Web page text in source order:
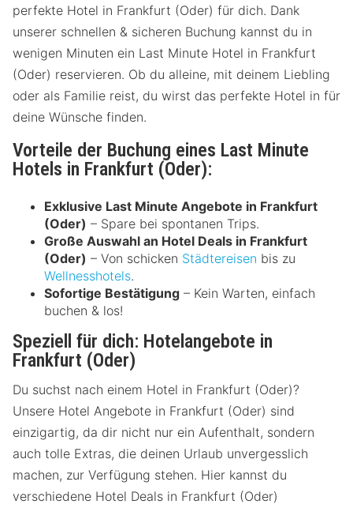
perfekte Hotel in Frankfurt (Oder) für dich. Dank
unserer schnellen & sicheren Buchung kannst du in
wenigen Minuten ein Last Minute Hotel in Frankfurt
(Oder) reservieren. Ob du alleine, mit deinem Liebling
oder als Familie reist, du wirst das perfekte Hotel in für
deine Wünsche finden.
Vorteile der Buchung eines Last Minute
Hotels in Frankfurt (Oder):
Exklusive Last Minute Angebote in Frankfurt
(Oder) – Spare bei spontanen Trips.
Große Auswahl an Hotel Deals in Frankfurt
(Oder) – Von schicken Städtereisen bis zu
Wellnesshotels.
Sofortige Bestätigung – Kein Warten, einfach
buchen & los!
Speziell für dich: Hotelangebote in
Frankfurt (Oder)
Du suchst nach einem Hotel in Frankfurt (Oder)?
Unsere Hotel Angebote in Frankfurt (Oder) sind
einzigartig, da dir nicht nur ein Aufenthalt, sondern
auch tolle Extras, die deinen Urlaub unvergesslich
machen, zur Verfügung stehen. Hier kannst du
verschiedene Hotel Deals in Frankfurt (Oder)